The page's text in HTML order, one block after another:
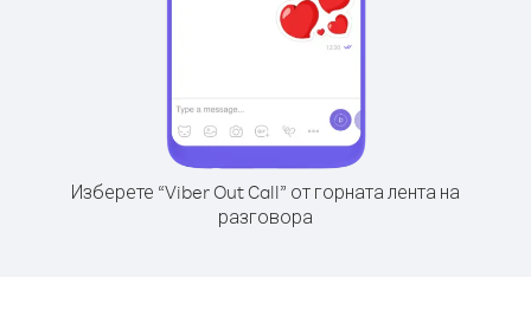
Изберете “Viber Out Call” от горната лента на
разговора